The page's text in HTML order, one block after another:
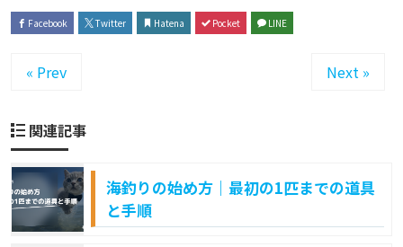
Facebook Twitter Hatena Pocket LINE
« Prev Next »
関連記事
海釣りの始め方｜最初の1匹までの道具
と手順